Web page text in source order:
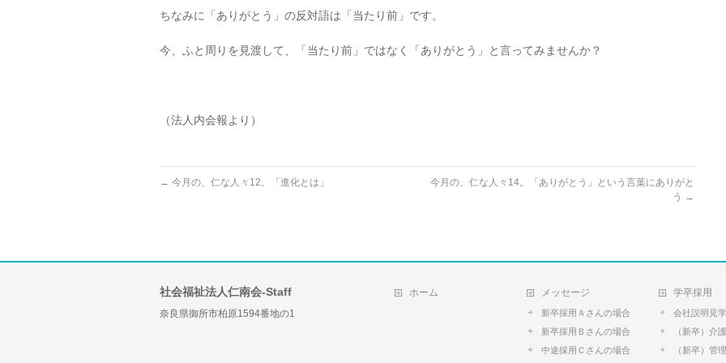
ちなみに「ありがとう」の反対語は「当たり前」です。
今、ふと周りを見渡して、「当たり前」ではなく「ありがとう」と言ってみませんか？
（法人内会報より）
← 今月の、仁な人々12。「進化とは」
今月の、仁な人々14。「ありがとう」という言葉にありがと
う →
社会福祉法人仁南会-Staff
奈良県御所市柏原1594番地の1
ホーム メッセージ
新卒採用Ａさんの場合
新卒採用Ｂさんの場合
中途採用Ｃさんの場合
学卒採用
会社説明見
（新卒）介
（新卒）管